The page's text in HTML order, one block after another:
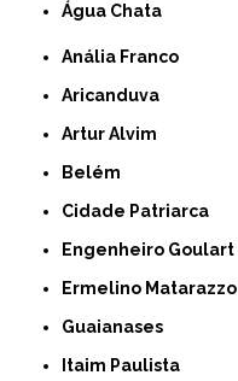
Água Chata
Anália Franco
Aricanduva
Artur Alvim
Belém
Cidade Patriarca
Engenheiro Goulart
Ermelino Matarazzo
Guaianases
Itaim Paulista